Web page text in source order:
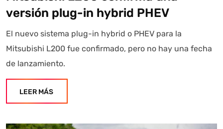
versión plug-in hybrid PHEV
El nuevo sistema plug-in hybrid o PHEV para la
Mitsubishi L200 fue confirmado, pero no hay una fecha
de lanzamiento.
LEER MÁS